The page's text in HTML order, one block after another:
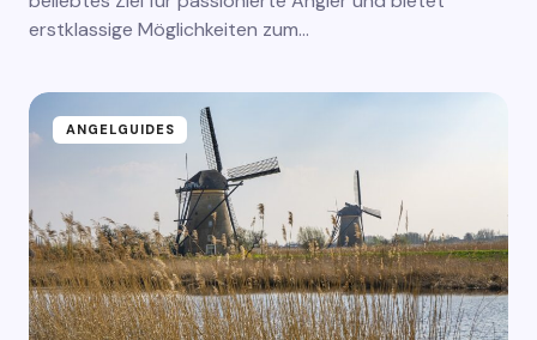
erstklassige Möglichkeiten zum…
ANGELGUIDES